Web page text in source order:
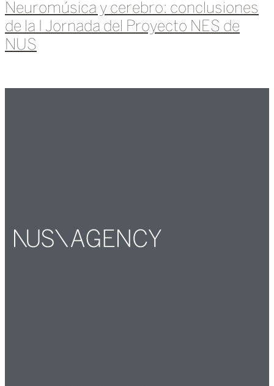
Neuromúsica y cerebro: conclusiones
de la I Jornada del Proyecto NES de
NUS